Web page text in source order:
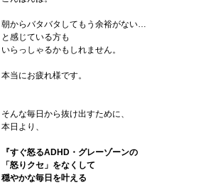
朝からバタバタしてもう余裕がない…
と感じている方も
いらっしゃるかもしれません。
本当にお疲れ様です。
そんな毎日から抜け出すために、
本日より、
『すぐ怒るADHD・グレーゾーンの
「怒りクセ」をなくして
穏やかな毎日を叶える